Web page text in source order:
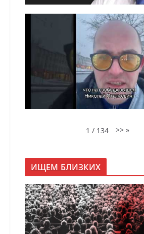
1 / 134 >> »
ИЩЕМ БЛИЗКИХ